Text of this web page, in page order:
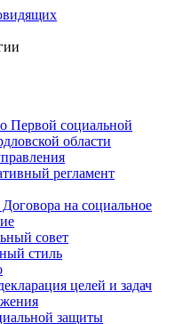
Первой социальной
области
регламент
на социальное
совет
стиль
целей и задач
защиты